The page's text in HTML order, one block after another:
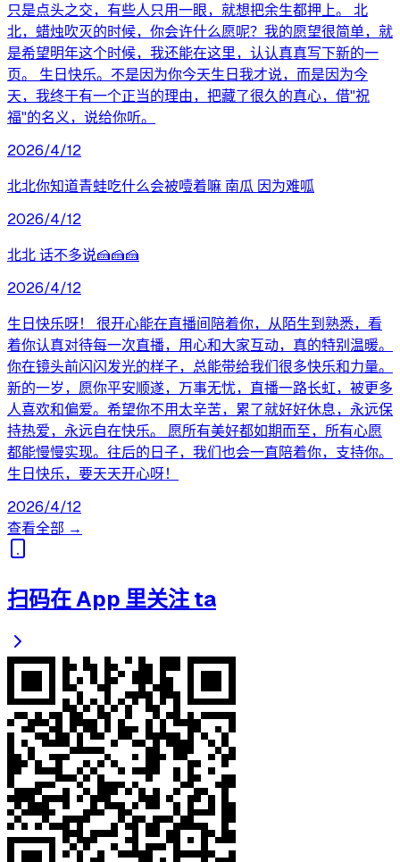
只是点头之交，有些人只用一眼，就想把余生都押上。 北
北，蜡烛吹灭的时候，你会许什么愿呢？我的愿望很简单，就
是希望明年这个时候，我还能在这里，认认真真写下新的一
页。 生日快乐。不是因为你今天生日我才说，而是因为今
天，我终于有一个正当的理由，把藏了很久的真心，借"祝
福"的名义，说给你听。
2026/4/12
北北你知道青蛙吃什么会被噎着嘛 南瓜 因为难呱
2026/4/12
北北 话不多说🍰🍰🍰
2026/4/12
生日快乐呀！ 很开心能在直播间陪着你，从陌生到熟悉，看
着你认真对待每一次直播，用心和大家互动，真的特别温暖。
你在镜头前闪闪发光的样子，总能带给我们很多快乐和力量。
新的一岁，愿你平安顺遂，万事无忧，直播一路长虹，被更多
人喜欢和偏爱。希望你不用太辛苦，累了就好好休息，永远保
持热爱，永远自在快乐。 愿所有美好都如期而至，所有心愿
都能慢慢实现。往后的日子，我们也会一直陪着你，支持你。
生日快乐，要天天开心呀！
2026/4/12
查看全部 →
扫码在 App 里关注 ta